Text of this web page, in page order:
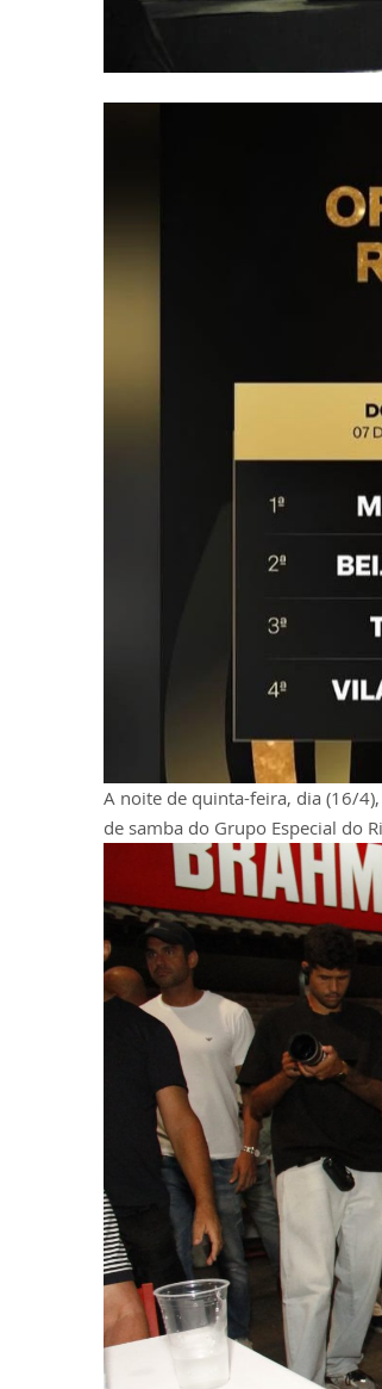
A noite de quinta-feira, dia (16/
de samba do Grupo Especial do